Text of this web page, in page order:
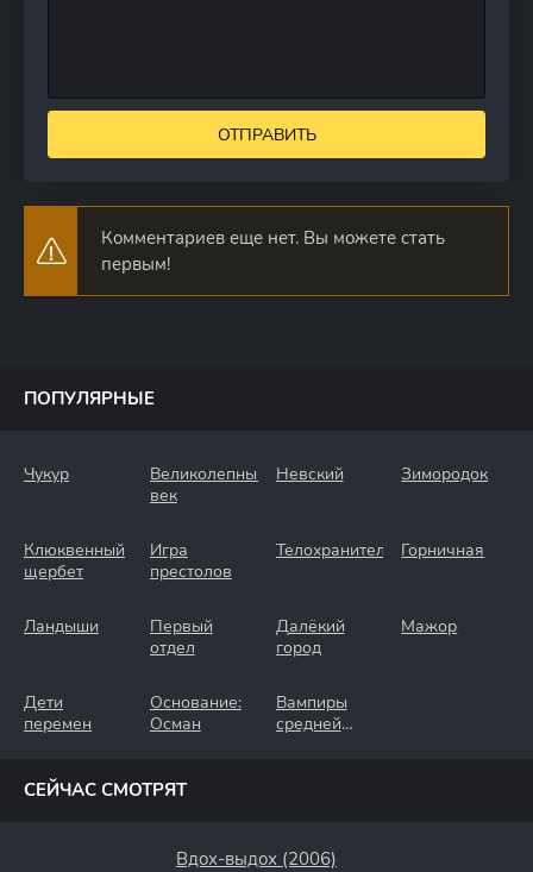
ОТПРАВИТЬ
Комментариев еще нет. Вы можете стать
первым!
ПОПУЛЯРНЫЕ
Чукур
Великолепный
век
Невский Зимородок
Клюквенный
щербет
Игра
престолов
Телохранители Горничная
Ландыши
Первый
отдел
Далёкий
город
Мажор
Дети
перемен
Основание:
Осман
Вампиры
средней
СЕЙЧАС СМОТРЯТ
Вдох-выдох (2006)